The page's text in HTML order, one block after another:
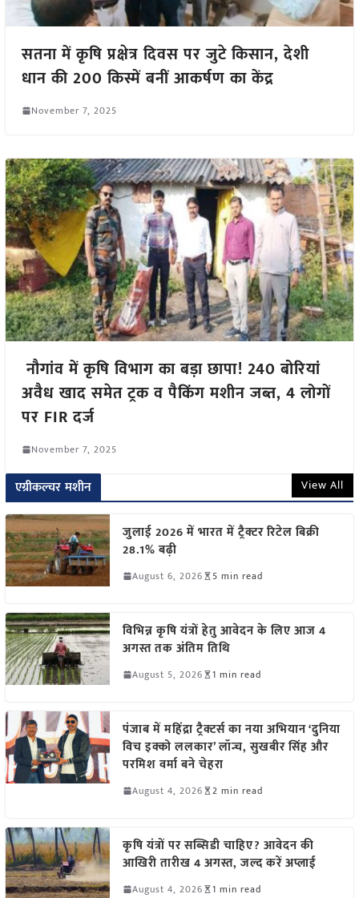
सतना में कृषि प्रक्षेत्र दिवस पर जुटे किसान, देशी
धान की 200 किस्में बनीं आकर्षण का केंद्र
November 7, 2025
नौगांव में कृषि विभाग का बड़ा छापा! 240 बोरियां
अवैध खाद समेत ट्रक व पैकिंग मशीन जब्त, 4 लोगों
पर FIR दर्ज
November 7, 2025
एग्रीकल्चर मशीन View All
जुलाई 2026 में भारत में ट्रैक्टर रिटेल बिक्री
28.1% बढ़ी
August 6, 2026 5 min read
विभिन्न कृषि यंत्रों हेतु आवेदन के लिए आज 4
अगस्त तक अंतिम तिथि
August 5, 2026 1 min read
पंजाब में महिंद्रा ट्रैक्टर्स का नया अभियान ‘दुनिया
विच इक्को ललकार’ लॉन्च, सुखबीर सिंह और
परमिश वर्मा बने चेहरा
August 4, 2026 2 min read
कृषि यंत्रों पर सब्सिडी चाहिए? आवेदन की
आखिरी तारीख 4 अगस्त, जल्द करें अप्लाई
August 4, 2026 1 min read